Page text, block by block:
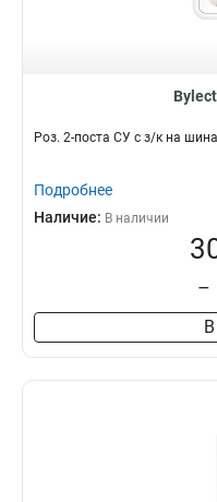
Роз. 2-поста СУ с з/к на
Подробнее
Наличие: В наличии
–